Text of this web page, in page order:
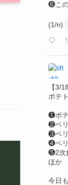
❻この
(1/n)
【3/
ポテ
❶ポテ
❷ベリ
❸ベリ
❹ベリ
❺2次
ほか
今日